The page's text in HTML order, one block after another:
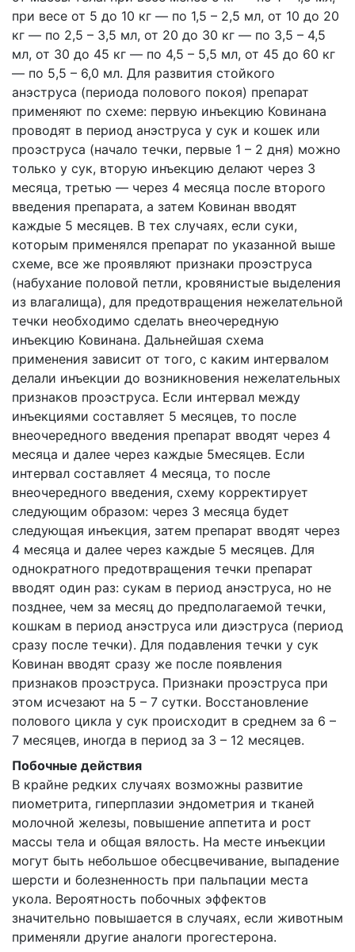
при весе от 5 до 10 кг — по 1,5 – 2,5 мл, от 10 до 20
кг — по 2,5 – 3,5 мл, от 20 до 30 кг — по 3,5 – 4,5
мл, от 30 до 45 кг — по 4,5 – 5,5 мл, от 45 до 60 кг
— по 5,5 – 6,0 мл. Для развития стойкого
анэструса (периода полового покоя) препарат
применяют по схеме: первую инъекцию Ковинана
проводят в период анэструса у сук и кошек или
проэструса (начало течки, первые 1 – 2 дня) можно
только у сук, вторую инъекцию делают через 3
месяца, третью — через 4 месяца после второго
введения препарата, а затем Ковинан вводят
каждые 5 месяцев. В тех случаях, если суки,
которым применялся препарат по указанной выше
схеме, все же проявляют признаки проэструса
(набухание половой петли, кровянистые выделения
из влагалища), для предотвращения нежелательной
течки необходимо сделать внеочередную
инъекцию Ковинана. Дальнейшая схема
применения зависит от того, с каким интервалом
делали инъекции до возникновения нежелательных
признаков проэструса. Если интервал между
инъекциями составляет 5 месяцев, то после
внеочередного введения препарат вводят через 4
месяца и далее через каждые 5месяцев. Если
интервал составляет 4 месяца, то после
внеочередного введения, схему корректирует
следующим образом: через 3 месяца будет
следующая инъекция, затем препарат вводят через
4 месяца и далее через каждые 5 месяцев. Для
однократного предотвращения течки препарат
вводят один раз: сукам в период анэструса, но не
позднее, чем за месяц до предполагаемой течки,
кошкам в период анэструса или диэструса (период
сразу после течки). Для подавления течки у сук
Ковинан вводят сразу же после появления
признаков проэструса. Признаки проэструса при
этом исчезают на 5 – 7 сутки. Восстановление
полового цикла у сук происходит в среднем за 6 –
7 месяцев, иногда в период за 3 – 12 месяцев.
Побочные действия
В крайне редких случаях возможны развитие
пиометрита, гиперплазии эндометрия и тканей
молочной железы, повышение аппетита и рост
массы тела и общая вялость. На месте инъекции
могут быть небольшое обесцвечивание, выпадение
шерсти и болезненность при пальпации места
укола. Вероятность побочных эффектов
значительно повышается в случаях, если животным
применяли другие аналоги прогестерона.